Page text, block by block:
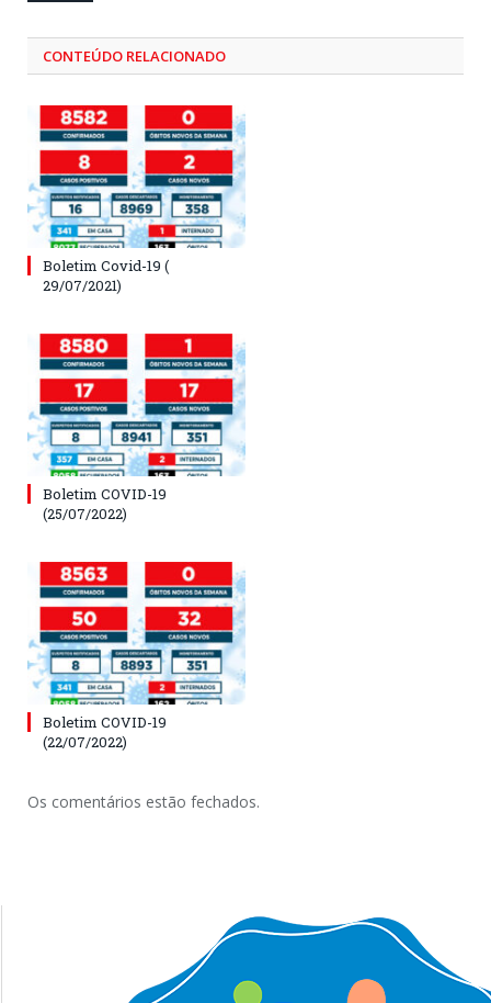
CONTEÚDO RELACIONADO
Boletim Covid-19 (
29/07/2021)
Boletim COVID-19
(25/07/2022)
Boletim COVID-19
(22/07/2022)
Os comentários estão fechados.